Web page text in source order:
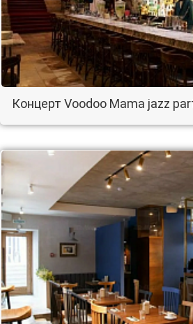
Концерт Voodoo Mama jazz